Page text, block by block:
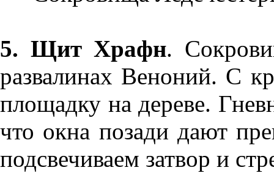
5. Щит Храфн.
развалинах Веноний. С
площадку на дереве.
что окна позади дают
подсвечиваем затвор и